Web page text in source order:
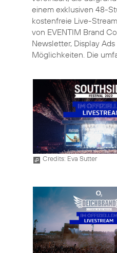
einem exklusiven 48-
kostenfreie Live-
von EVENTIM Brand
Newsletter, Display
Möglichkeiten. Die
Credits: Eva Sutter